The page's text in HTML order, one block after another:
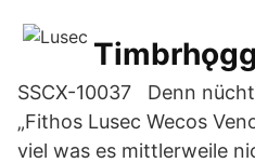
SSCX-10037 Denn
„Fithos Lusec Wecos
viel was es mittlerweile